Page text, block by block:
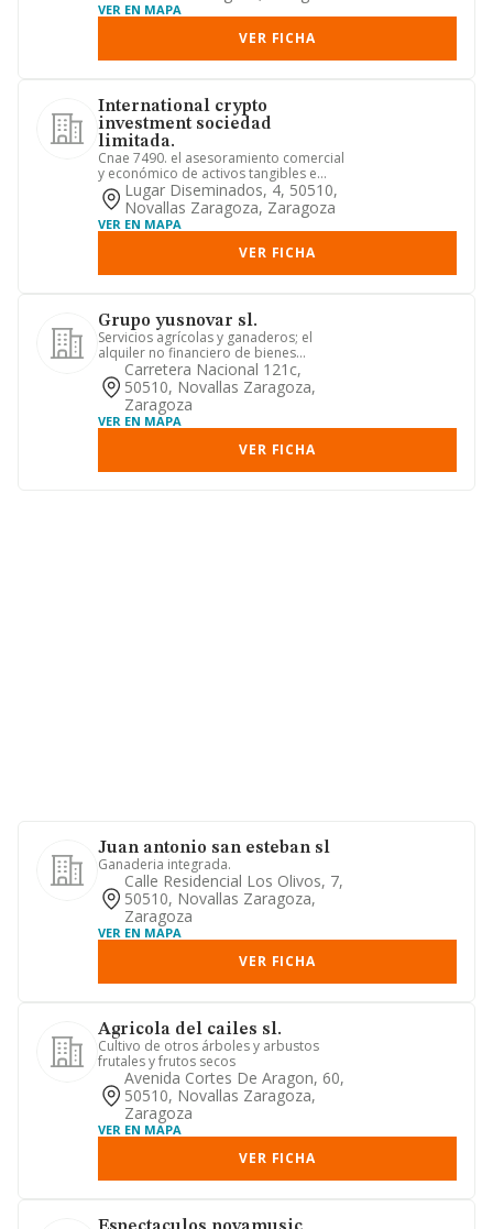
VER EN MAPA
VER FICHA
International crypto
investment sociedad
limitada.
Cnae 7490. el asesoramiento comercial
y económico de activos tangibles e
intangibles no financieros...
Lugar Diseminados, 4, 50510,
Novallas Zaragoza, Zaragoza
VER EN MAPA
VER FICHA
Grupo yusnovar sl.
Servicios agrícolas y ganaderos; el
alquiler no financiero de bienes
inmuebles de naturaleza rústic...
Carretera Nacional 121c,
50510, Novallas Zaragoza,
Zaragoza
VER EN MAPA
VER FICHA
Juan antonio san esteban sl
Ganaderia integrada.
Calle Residencial Los Olivos, 7,
50510, Novallas Zaragoza,
Zaragoza
VER EN MAPA
VER FICHA
Agricola del cailes sl.
Cultivo de otros árboles y arbustos
frutales y frutos secos
Avenida Cortes De Aragon, 60,
50510, Novallas Zaragoza,
Zaragoza
VER EN MAPA
VER FICHA